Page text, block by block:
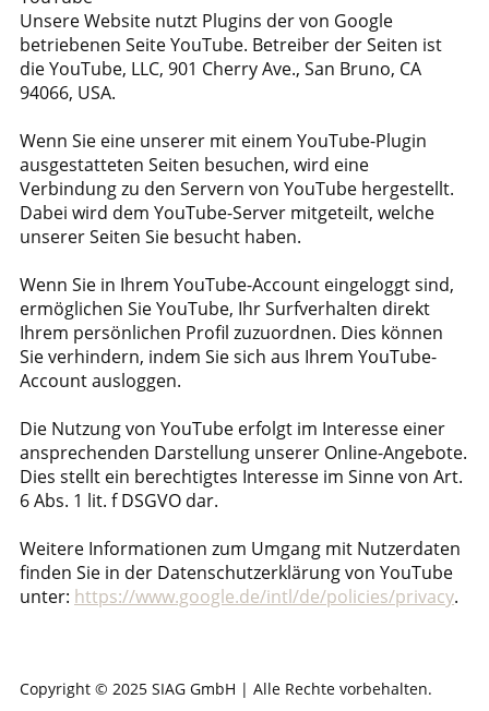
Unsere Website nutzt Plugins der von Google
betriebenen Seite YouTube. Betreiber der Seiten ist
die YouTube, LLC, 901 Cherry Ave., San Bruno, CA
94066, USA.
Wenn Sie eine unserer mit einem YouTube-Plugin
ausgestatteten Seiten besuchen, wird eine
Verbindung zu den Servern von YouTube hergestellt.
Dabei wird dem YouTube-Server mitgeteilt, welche
unserer Seiten Sie besucht haben.
Wenn Sie in Ihrem YouTube-Account eingeloggt sind,
ermöglichen Sie YouTube, Ihr Surfverhalten direkt
Ihrem persönlichen Profil zuzuordnen. Dies können
Sie verhindern, indem Sie sich aus Ihrem YouTube-
Account ausloggen.
Die Nutzung von YouTube erfolgt im Interesse einer
ansprechenden Darstellung unserer Online-Angebote.
Dies stellt ein berechtigtes Interesse im Sinne von Art.
6 Abs. 1 lit. f DSGVO dar.
Weitere Informationen zum Umgang mit Nutzerdaten
finden Sie in der Datenschutzerklärung von YouTube
unter: https://www.google.de/intl/de/policies/privacy.
Copyright © 2025 SIAG GmbH | Alle Rechte vorbehalten.